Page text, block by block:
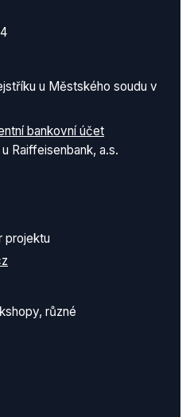
u Městského soudu v
bankovní účet
Raiffeisenbank, a.s.
projektu
různé